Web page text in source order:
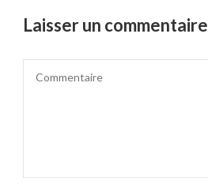
Laisser un commentaire